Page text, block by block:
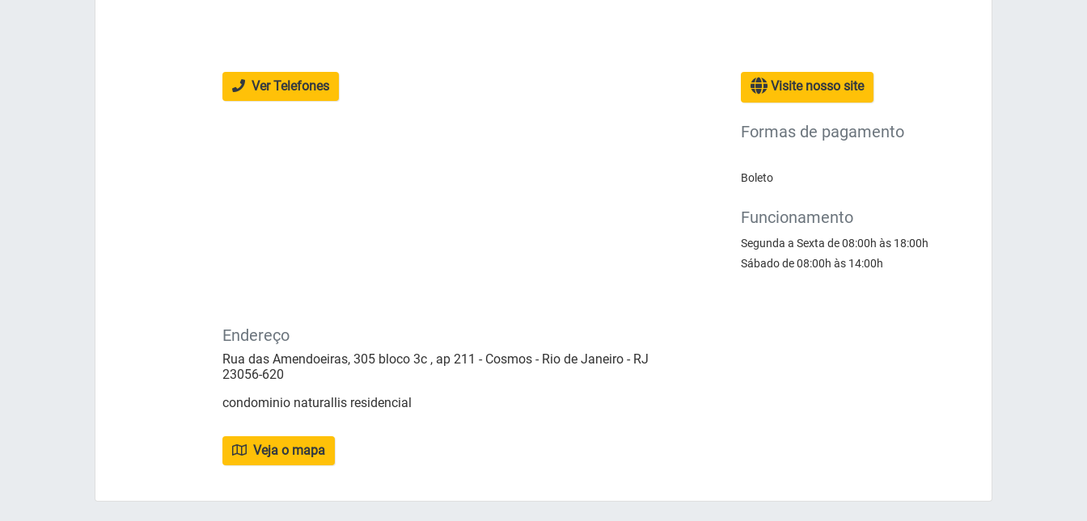
Ver Telefones Visite nosso site
Formas de pagamento
Boleto
Funcionamento
Segunda a Sexta de 08:00h às 18:00h
Sábado de 08:00h às 14:00h
Endereço
Rua das Amendoeiras, 305 bloco 3c , ap 211 - Cosmos - Rio de Janeiro - RJ
23056-620
condominio naturallis residencial
Veja o mapa